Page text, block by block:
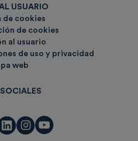
USUARIO
de cookies
de cookies
al usuario
de uso y privacidad
web
SOCIALES